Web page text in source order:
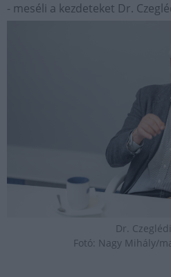
- meséli a kezdeteket Dr.
Dr.
Fotó: Nagy Mihály/